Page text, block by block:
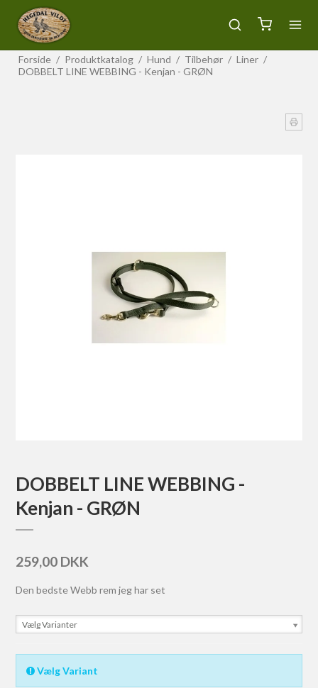
Forside / Produktkatalog / Hund / Tilbehør / Liner /
DOBBELT LINE WEBBING - Kenjan - GRØN
DOBBELT LINE WEBBING -
Kenjan - GRØN
259,00 DKK
Den bedste Webb rem jeg har set
Vælg Varianter
Vælg Variant